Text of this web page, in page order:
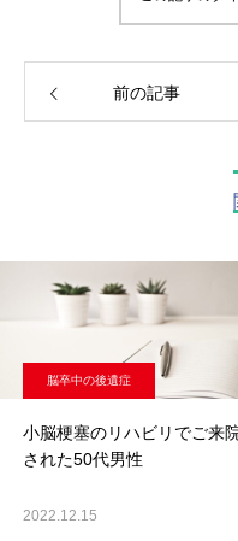
前の記事
脳卒中の後遺症
小脳梗塞のリハビリでご来
された50代男性
2022.12.15